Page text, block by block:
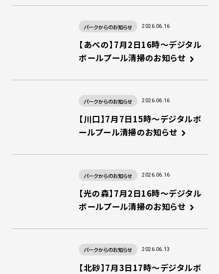
パークからのお知らせ 2026.06.16
【あべの】7月2日16時～デジタル
ボールプール清掃のお知らせ
パークからのお知らせ 2026.06.16
【川口】7月7日15時～デジタルボ
ールプール清掃のお知らせ
パークからのお知らせ 2026.06.16
【光の森】7月2日16時～デジタル
ボールプール清掃のお知らせ
パークからのお知らせ 2026.06.13
【北砂】7月3日17時～デジタルボ